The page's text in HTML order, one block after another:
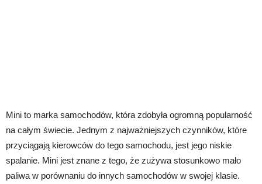
Mini to marka samochodów, która zdobyła ogromną popularność
na całym świecie. Jednym z najważniejszych czynników, które
przyciągają kierowców do tego samochodu, jest jego niskie
spalanie. Mini jest znane z tego, że zużywa stosunkowo mało
paliwa w porównaniu do innych samochodów w swojej klasie.